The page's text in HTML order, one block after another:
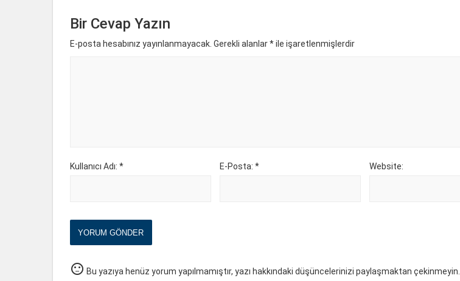
Bir Cevap Yazın
E-posta hesabınız yayınlanmayacak. Gerekli alanlar*ile işaretlenmişlerdir
Kullanıcı Adı: * E-Posta: * Website:
YORUM GÖNDER
sentiment_neutral Bu yazıya henüz yorum yapılmamıştır, yazı hakkındaki düşüncelerinizi paylaşmaktan çekinmeyin.